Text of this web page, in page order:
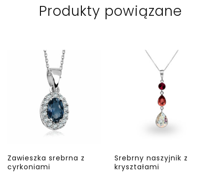
Produkty powiązane
Zawieszka srebrna z
cyrkoniami
Srebrny naszyjnik z
kryształami